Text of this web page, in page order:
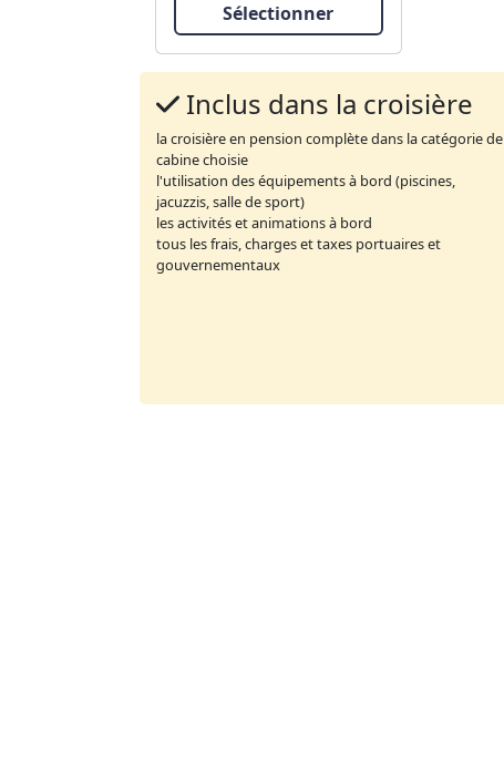
Sélectionner
Inclus dans la croisière
la croisière en pension complète dans la catégorie de
cabine choisie
l'utilisation des équipements à bord (piscines,
jacuzzis, salle de sport)
les activités et animations à bord
tous les frais, charges et taxes portuaires et
gouvernementaux